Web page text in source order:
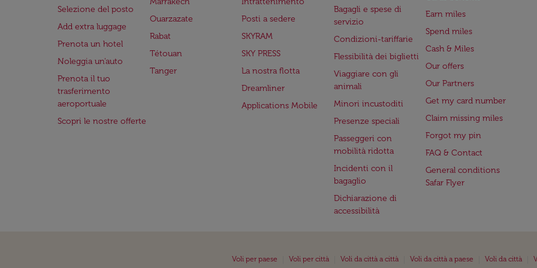
Selezione del posto
Add extra luggage
Prenota un hotel
Noleggia un'auto
Prenota il tuo
trasferimento
aeroportuale
Scopri le nostre offerte
Ouarzazate
Rabat
Tétouan
Tanger
Posti a sedere
SKYRAM
SKY PRESS
La nostra flotta
Dreamliner
Applications Mobile
Bagagli e spese di
servizio
Condizioni-tariffarie
Flessibilità dei biglietti
Viaggiare con gli
animali
Minori incustoditi
Presenze speciali
Passeggeri con
mobilità ridotta
Incidenti con il
bagaglio
Dichiarazione di
accessibilità
Earn miles
Spend miles
Cash & Miles
Our offers
Our Partners
Get my card number
Claim missing miles
Forgot my pin
FAQ & Contact
General conditions
Safar Flyer
Voli per paese Voli per città Voli da città a città Voli da città a paese Voli da città